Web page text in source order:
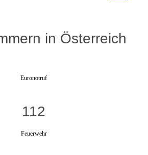
in Österreich
Euronotruf
112
Feuerwehr